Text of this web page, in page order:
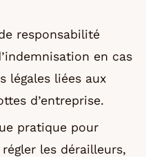
responsabilité
en cas
légales liées aux
d’entreprise.
pratique pour
les dérailleurs,